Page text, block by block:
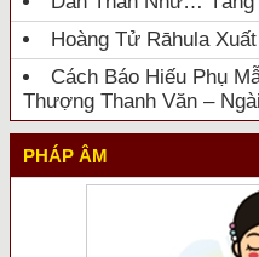
Hoàng Tử Rāhula
Cách Báo Hiếu Phụ
Thượng Thanh Văn –
PHÁP ÂM